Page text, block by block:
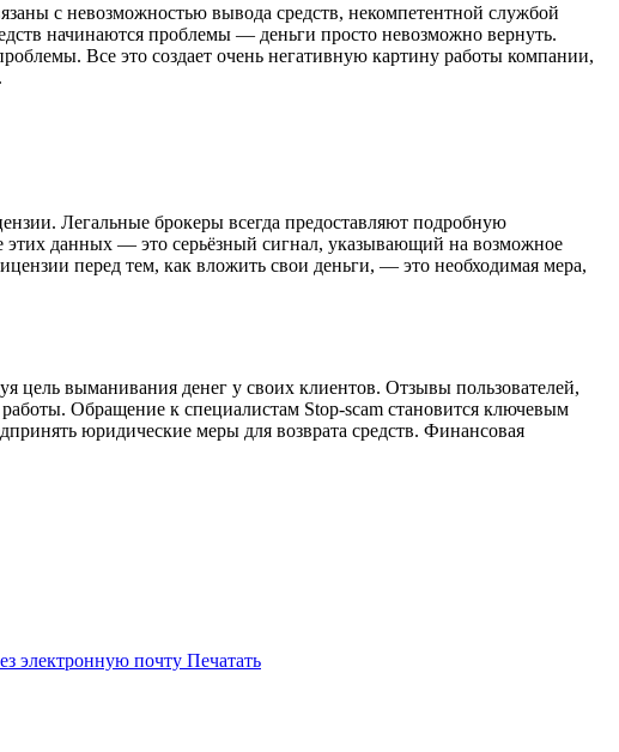
с невозможностью вывода средств, некомпетентной службой
начинаются проблемы — деньги просто невозможно вернуть.
Все это создает очень негативную картину работы компании,
Легальные брокеры всегда предоставляют подробную
этих данных — это серьёзный сигнал, указывающий на возможное
перед тем, как вложить свои деньги, — это необходимая мера,
цель выманивания денег у своих клиентов. Отзывы пользователей,
Обращение к специалистам Stop-scam становится ключевым
юридические меры для возврата средств. Финансовая
электронную почту Печатать